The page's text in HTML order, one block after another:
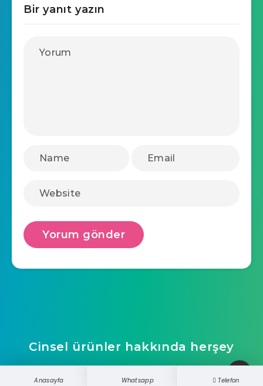
Anasayfa Whatsapp Telefon
Bir yanıt yazın
Cinsel ürünler hakkında herşey